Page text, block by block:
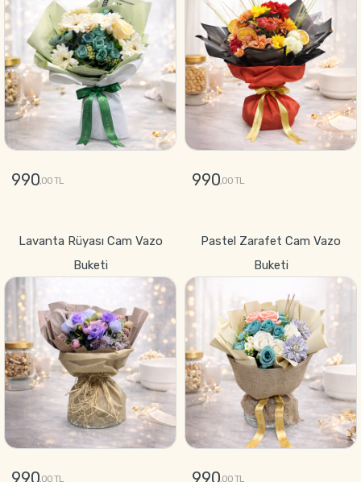
990,00 TL 990,00 TL
Lavanta Rüyası Cam Vazo
Buketi
990,00 TL
Pastel Zarafet Cam Vazo
Buketi
990,00 TL